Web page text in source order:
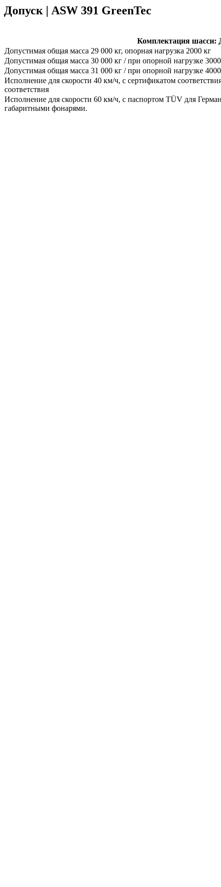
Допуск | ASW 391 GreenTec
Комплектация шасси:
Допустимая общая масса 29 000 кг, опорная нагрузка 2000 кг
Допустимая общая масса 30 000 кг / при опорной нагрузке
Допустимая общая масса 31 000 кг / при опорной нагрузке
Исполнение для скорости 40 км/ч, с сертификатом
соответствия
Исполнение для скорости 60 км/ч, с паспортом TÜV для
габаритными фонарями.